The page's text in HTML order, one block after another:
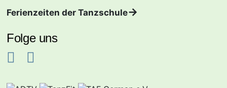
Ferienzeiten der Tanzschule
Folge uns